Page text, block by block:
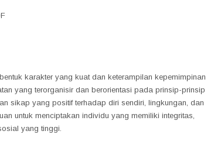
karakter yang kuat dan keterampilan kepemimpinan
yang terorganisir dan berorientasi pada prinsip-prinsip
sikap yang positif terhadap diri sendiri, lingkungan, dan
untuk menciptakan individu yang memiliki integritas,
yang tinggi.